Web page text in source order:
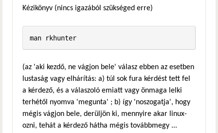
Kézikönyv (nincs igazából szükséged erre)
man rkhunter
(az 'aki kezdő, ne vágjon bele' válasz ebben az esetben
lustaság vagy elhárítás: a) túl sok fura kérdést tett fel
a kérdező, és a válaszoló emiatt vagy önmaga lelki
terhétől nyomva 'megunta' ; b) így 'noszogatja', hogy
mégis vágjon bele, derüljön ki, mennyire akar linux-
ozni, tehát a kérdező hátha mégis továbbmegy ...